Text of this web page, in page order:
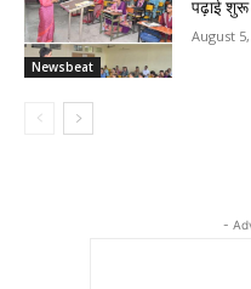
Newsbeat
पढ़ाई शुरू
August
-